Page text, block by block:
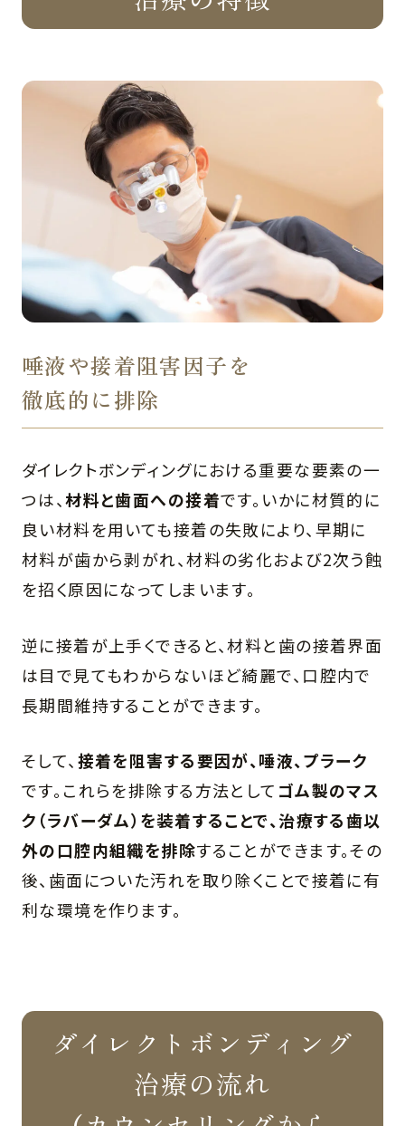
唾液や接着阻害因子を
徹底的に排除
ダイレクトボンディングにおける重要な要素の一
つは、材料と歯面への接着です。いかに材質的に
良い材料を用いても接着の失敗により、早期に
材料が歯から剥がれ、材料の劣化および2次う蝕
を招く原因になってしまいます。
逆に接着が上手くできると、材料と歯の接着界面
は目で見てもわからないほど綺麗で、口腔内で
長期間維持することができます。
そして、 接着を阻害する要因が、唾液、プラーク
です。これらを排除する方法として ゴム製のマス
ク（ラバーダム）を装着することで、治療する歯以
外の口腔内組織を排除することができます。その
後、歯面についた汚れを取り除くことで接着に有
利な環境を作ります。
ダイレクトボンディング
治療の流れ